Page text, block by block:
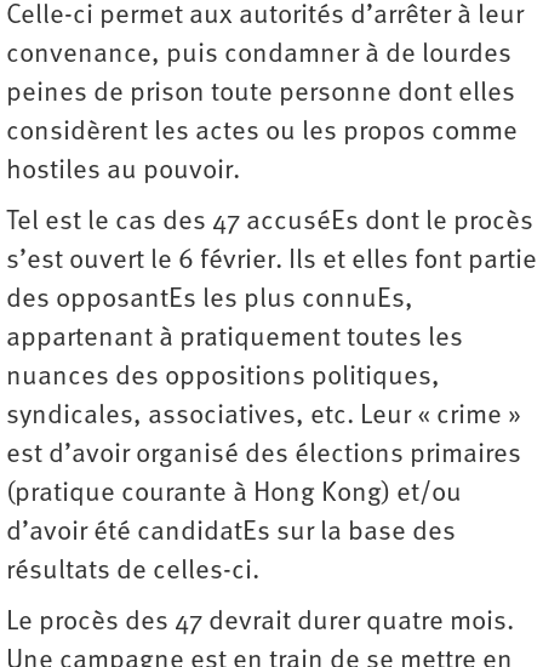
Celle-ci permet aux autorités d’arrêter à leur
convenance, puis condamner à de lourdes
peines de prison toute personne dont elles
considèrent les actes ou les propos comme
hostiles au pouvoir.
Tel est le cas des 47 accuséEs dont le procès
s’est ouvert le 6 février. Ils et elles font partie
des opposantEs les plus connuEs,
appartenant à pratiquement toutes les
nuances des oppositions politiques,
syndicales, associatives, etc. Leur « crime »
est d’avoir organisé des élections primaires
(pratique courante à Hong Kong) et/ou
d’avoir été candidatEs sur la base des
résultats de celles-ci.
Le procès des 47 devrait durer quatre mois.
Une campagne est en train de se mettre en